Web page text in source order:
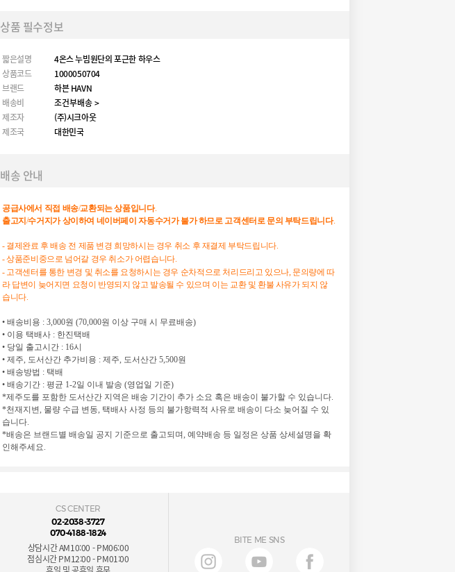
상품 필수정보
짧은설명
4온스 누빔원단의 포근한 하우스
상품코드
1000050704
브랜드
하븐 HAVN
배송비
조건부배송 >
제조자
(주)시크아웃
제조국
대한민국
배송 안내
공급사에서 직접 배송/교환되는상품입니다.
출고지 /수거지가 상이하여 네이버페이 자동수거가 불가하므로고객센터로문의 부탁드립니다.
- 결제완료 후 배송 전 제품 변경 희망하시는 경우 취소 후 재결제 부탁드립니다.
- 상품준비중으로 넘어갈 경우 취소가 어렵습니다.
- 고객센터를 통한 변경 및 취소를 요청하시는 경우 순차적으로 처리드리고 있으나, 문의량에 따
라 답변이 늦어지면 요청이 반영되지 않고 발송될 수 있으며 이는 교환 및 환불 사유가 되지 않
습니다.
• 배송비용 : 3,000원 (70,000원 이상 구매 시 무료배송)
• 이용 택배사 : 한진택배
• 당일 출고시간 : 16시
• 제주, 도서산간 추가비용 : 제주, 도서산간 5,500원
• 배송방법 : 택배
• 배송기간 : 평균 1-2일 이내 발송 (영업일 기준)
*제주도를 포함한 도서산간 지역은 배송 기간이 추가 소요 혹은 배송이 불가할 수 있습니다.
*천재지변, 물량 수급 변동, 택배사 사정 등의 불가항력적 사유로 배송이 다소 늦어질 수 있
습니다.
*배송은 브랜드별 배송일 공지 기준으로 출고되며, 예약배송 등 일정은 상품 상세설명을 확
인해주세요.
CS CENTER
02-2038-3727
070-4188-1824
상담시간 AM10:00 - PM06:00
점심시간 PM12:00 - PM01:00
BITE ME SNS